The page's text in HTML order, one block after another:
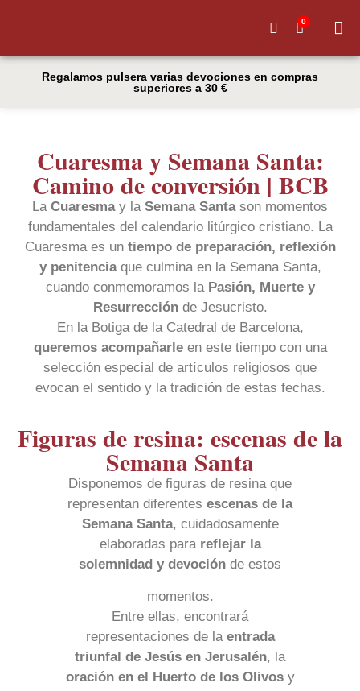
0
Regalamos pulsera varias devociones en compras
superiores a 30 €
Cuaresma y Semana Santa:
Camino de conversión | BCB
La Cuaresmay la Semana Santason momentos
fundamentales del calendario litúrgico cristiano. La
Cuaresma es un tiempo de preparación, reflexión
y penitenciaque culmina en la Semana Santa,
cuando conmemoramos la Pasión, Muerte y
Resurrecciónde Jesucristo.
En la Botiga de la Catedral de Barcelona,
queremos acompañarleen este tiempo con una
selección especial de artículos religiosos que
evocan el sentido y la tradición de estas fechas.
Figuras de resina: escenas de la
Semana Santa
Disponemos de figuras de resina que
representan diferentes escenas de la
Semana Santa, cuidadosamente
elaboradas para reflejar la
solemnidad y devoción de estos
momentos.
Entre ellas, encontrará
representaciones de la entrada
triunfal de Jesús en Jerusalén, la
oración en el Huerto de los Olivosy